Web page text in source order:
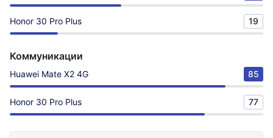
Honor 30 Pro Plus 19
Коммуникации
Huawei Mate X2 4G 85
Honor 30 Pro Plus 77